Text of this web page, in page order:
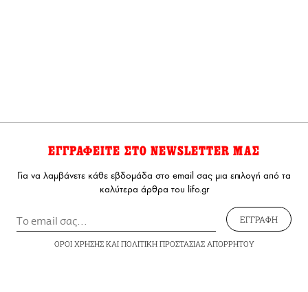
ΕΓΓΡΑΦΕΙΤΕ ΣΤΟ NEWSLETTER ΜΑΣ
Για να λαμβάνετε κάθε εβδομάδα στο email σας μια επιλογή από τα
καλύτερα άρθρα του lifo.gr
ΕΓΓΡΑΦΗ
ΟΡΟΙ ΧΡΗΣΗΣΚΑΙ ΠΟΛΙΤΙΚΗ ΠΡΟΣΤΑΣΙΑΣ ΑΠΟΡΡΗΤΟΥ